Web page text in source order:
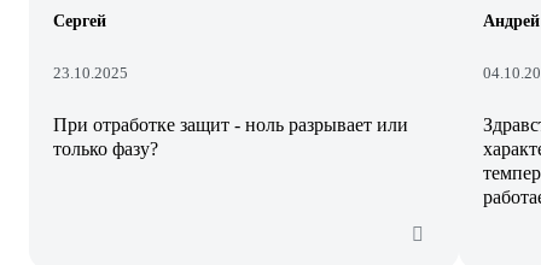
Сергей
23.10.2025
При отработке защит - ноль разрывает или
только фазу?